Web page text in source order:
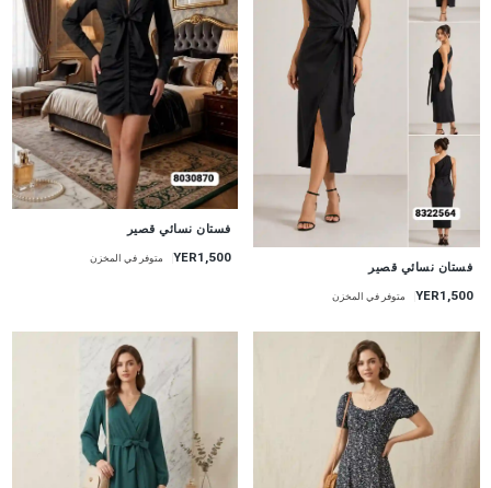
فستان نسائي قصير
YER1,500 متوفر في المخزن
جديد
فستان نسائي قصير
YER1,500 متوفر في المخزن